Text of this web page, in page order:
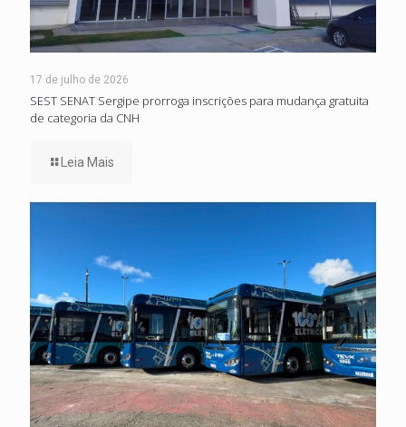
17 de julho de 2026
SEST SENAT Sergipe prorroga inscrições para mudança gratuita
de categoria da CNH
Leia Mais